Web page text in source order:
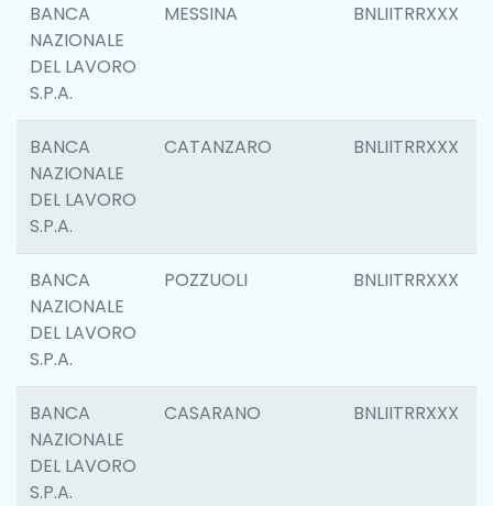
BANCA
NAZIONALE
DEL LAVORO
S.P.A.
MESSINA BNLIITRRXXX
BANCA
NAZIONALE
DEL LAVORO
S.P.A.
CATANZARO BNLIITRRXXX
BANCA
NAZIONALE
DEL LAVORO
S.P.A.
POZZUOLI BNLIITRRXXX
BANCA
NAZIONALE
DEL LAVORO
S.P.A.
CASARANO BNLIITRRXXX